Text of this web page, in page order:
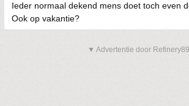
Ieder normaal dekend mens doet toch even
Ook op vakantie?
▼ Advertentie door Refinery89